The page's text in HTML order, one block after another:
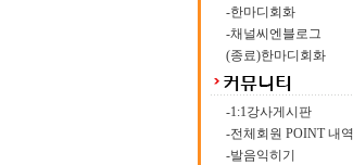
-한마디회화
-채널씨엔블로그
(종료)한마디회화
-1:1강사게시판
-전체회원 POINT 내역
-발음익히기